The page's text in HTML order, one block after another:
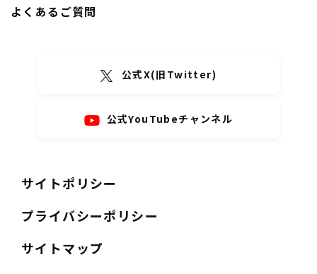
よくあるご質問
公式X(旧Twitter)
公式YouTubeチャンネル
サイトポリシー
プライバシーポリシー
サイトマップ